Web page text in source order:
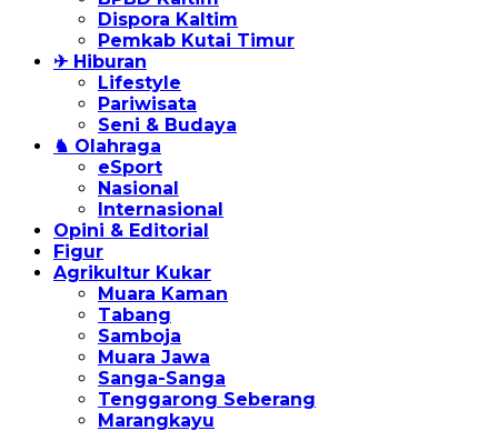
Dispora Kaltim
Pemkab Kutai Timur
✈ Hiburan
Lifestyle
Pariwisata
Seni & Budaya
♞ Olahraga
eSport
Nasional
Internasional
Opini & Editorial
Figur
Agrikultur Kukar
Muara Kaman
Tabang
Samboja
Muara Jawa
Sanga-Sanga
Tenggarong Seberang
Marangkayu